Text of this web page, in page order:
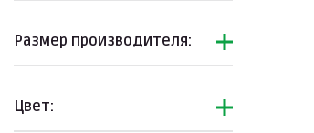
Размер производителя:
Цвет: